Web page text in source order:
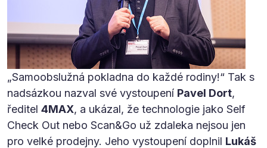
„Samoobslužná pokladna do každé rodiny!“ Tak s
nadsázkou nazval své vystoupení Pavel Dort,
ředitel 4MAX, a ukázal, že technologie jako Self
Check Out nebo Scan&Go už zdaleka nejsou jen
pro velké prodejny. Jeho vystoupení doplnil Lukáš